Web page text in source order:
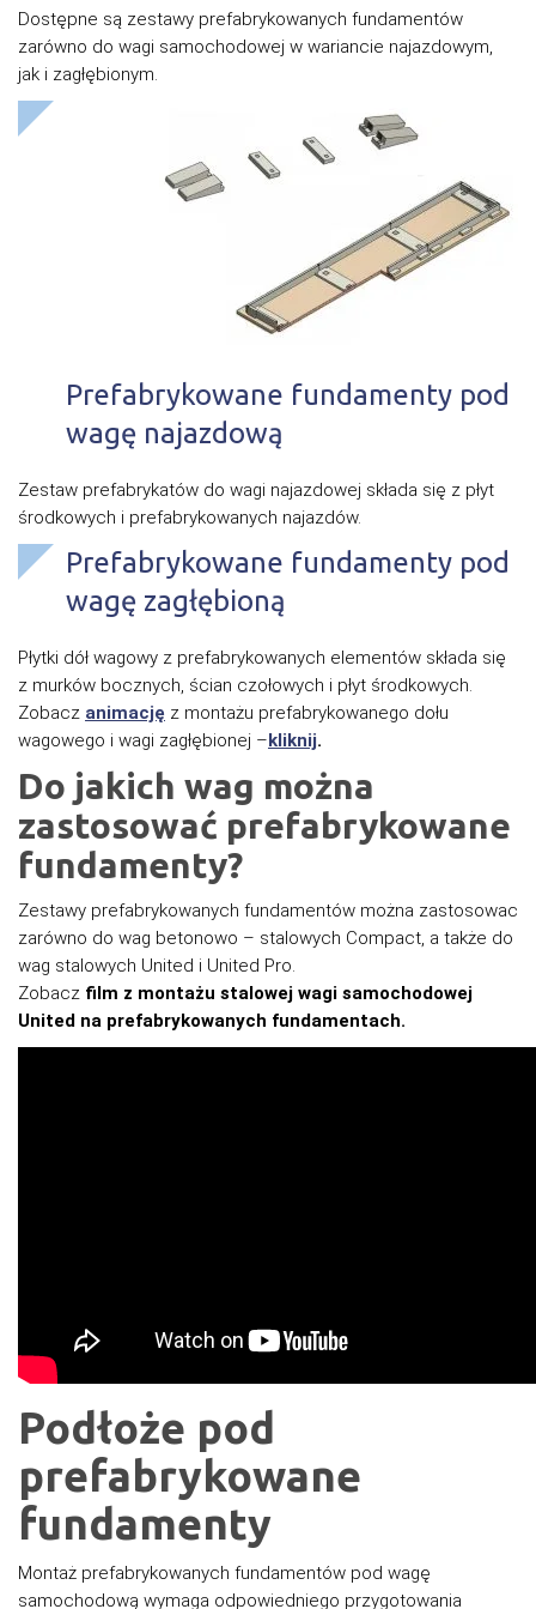
Dostępne są zestawy prefabrykowanych fundamentów
zarówno do wagi samochodowej w wariancie najazdowym,
jak i zagłębionym.
Prefabrykowane fundamenty pod
wagę najazdową
Zestaw prefabrykatów do wagi najazdowej składa się z płyt
środkowych i prefabrykowanych najazdów.
Prefabrykowane fundamenty pod
wagę zagłębioną
Płytki dół wagowy z prefabrykowanych elementów składa się
z murków bocznych, ścian czołowych i płyt środkowych.
Zobacz animację z montażu prefabrykowanego dołu
wagowego i wagi zagłębionej –kliknij.
Do jakich wag można
zastosować prefabrykowane
fundamenty?
Zestawy prefabrykowanych fundamentów można zastosowac
zarówno do wag betonowo – stalowych Compact, a także do
wag stalowych United i United Pro.
Zobacz film z montażu stalowej wagi samochodowej
United na prefabrykowanych fundamentach.
Podłoże pod
prefabrykowane
fundamenty
Montaż prefabrykowanych fundamentów pod wagę
samochodową wymaga odpowiedniego przygotowania